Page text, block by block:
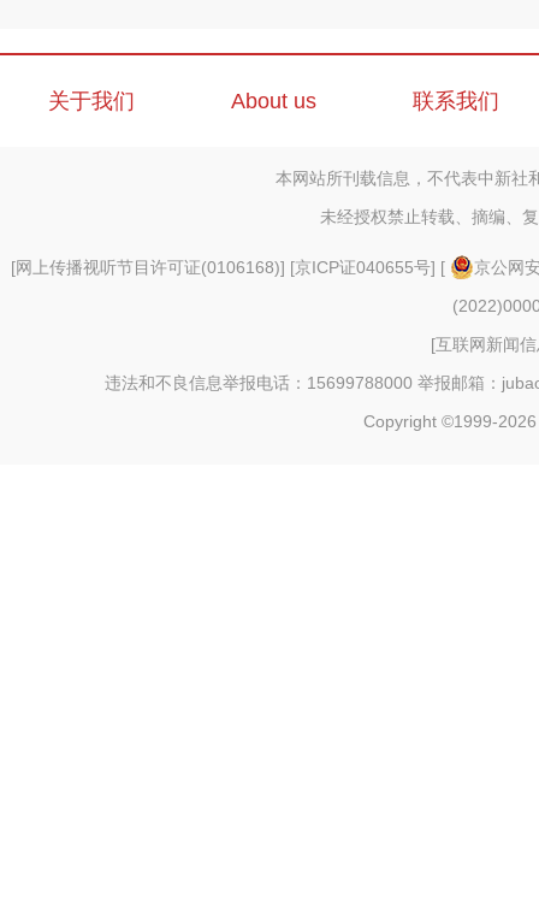
关于我们 About us 联系我们
本网站所刊载信息，不代表中新社
未经授权禁止转载、摘编、
[网上传播视听节目许可证(0106168)] [京ICP证040655号] [
京公网
[互联网新闻
违法和不良信息举报电话：15699788000 举报邮箱：
Copyright ©1999-